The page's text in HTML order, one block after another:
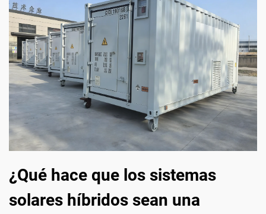
¿Qué hace que los sistemas
solares híbridos sean una